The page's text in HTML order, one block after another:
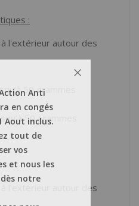
:
l'extérieur autour des
50 grammes
50 grammes
l'extérieur autour des
Anti
en congés
Aout inclus.
tout de
vos
et nous les
notre